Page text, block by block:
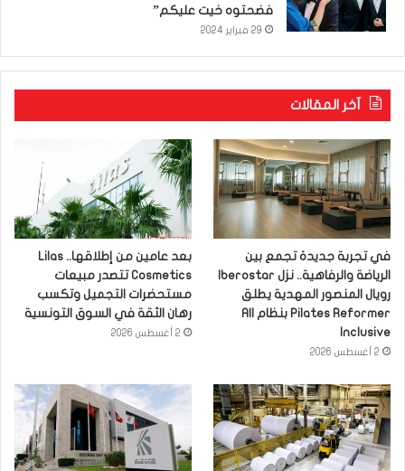
فضحتوه خيت عليكم”
29 فبراير 2024
آخر المقالات
في تجربة جديدة تجمع بين
رويال المنصور المهدية يطلق
Pilates Reformer بنظام All
Inclusive
2 أغسطس 2026
بعد عامين من إطلاقها.. Lilas
Cosmetics تتصدر مبيعات
مستحضرات التجميل وتكسب
رهان الثقة في السوق التونسية
2 أغسطس 2026